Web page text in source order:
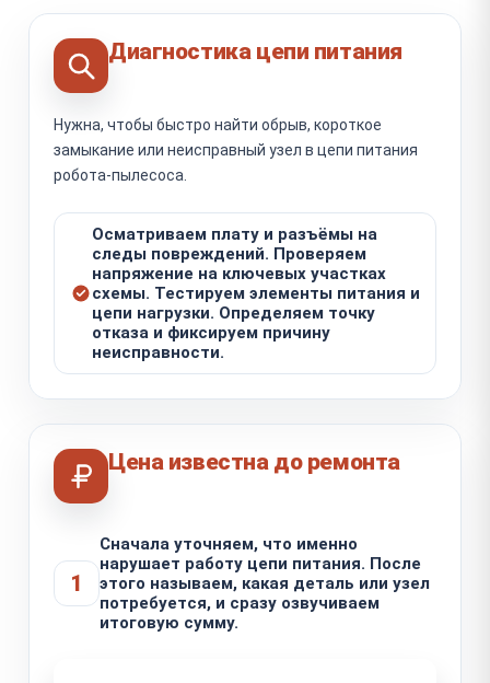
Диагностика цепи питания
Нужна, чтобы быстро найти обрыв, короткое
замыкание или неисправный узел в цепи питания
робота-пылесоса.
Осматриваем плату и разъёмы на
следы повреждений. Проверяем
напряжение на ключевых участках
схемы. Тестируем элементы питания и
цепи нагрузки. Определяем точку
отказа и фиксируем причину
неисправности.
Цена известна до ремонта
1
Сначала уточняем, что именно
нарушает работу цепи питания. После
этого называем, какая деталь или узел
потребуется, и сразу озвучиваем
итоговую сумму.